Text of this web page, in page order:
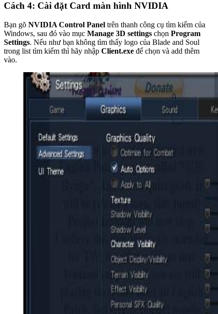
Cách 4: Cài đặt Card màn hình NVIDIA
Bạn gõ NVIDIA Control Panel trên thanh công cụ tìm kiếm của
Windows, sau đó vào mục Manage 3D settings chọn Program
Settings. Nếu như bạn không tìm thấy logo của Blade and Soul
trong list tìm kiếm thì hãy nhập Client.exe để chọn và add thêm
vào.